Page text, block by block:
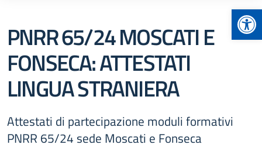
PNRR 65/24 MOSCATI E
FONSECA: ATTESTATI
LINGUA STRANIERA
Attestati di partecipazione moduli formativi
PNRR 65/24 sede Moscati e Fonseca